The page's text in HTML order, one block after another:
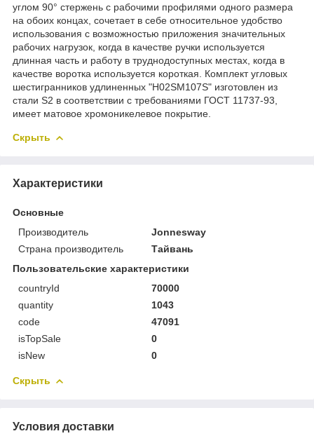
углом 90° стержень с рабочими профилями одного размера
на обоих концах, сочетает в себе относительное удобство
использования с возможностью приложения значительных
рабочих нагрузок, когда в качестве ручки используется
длинная часть и работу в труднодоступных местах, когда в
качестве воротка используется короткая. Комплект угловых
шестигранников удлиненных "H02SM107S" изготовлен из
стали S2 в соответствии с требованиями ГОСТ 11737-93,
имеет матовое хромоникелевое покрытие.
Скрыть
Характеристики
Основные
Производитель
Jonnesway
Страна производитель
Тайвань
Пользовательские характеристики
countryId
70000
quantity
1043
code
47091
isTopSale
0
isNew
0
Скрыть
Условия доставки